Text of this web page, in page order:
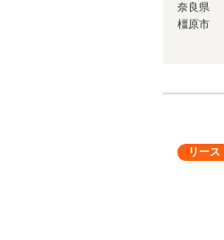
奈良県
橿原市